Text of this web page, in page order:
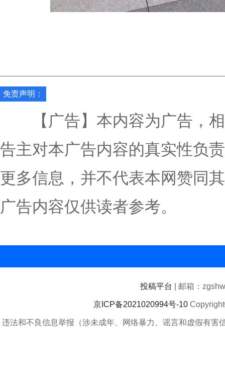
免责声明：
【广告】本内容为广告，相
告主对本广告内容的真实性负
更多信息，并不代表本网赞同
广告内容仅供读者参考。
投稿平台 | 邮箱：
京ICP备2021020994号-10
违法和不良信息举报（涉未成年、网络暴力、谣言和虚假有